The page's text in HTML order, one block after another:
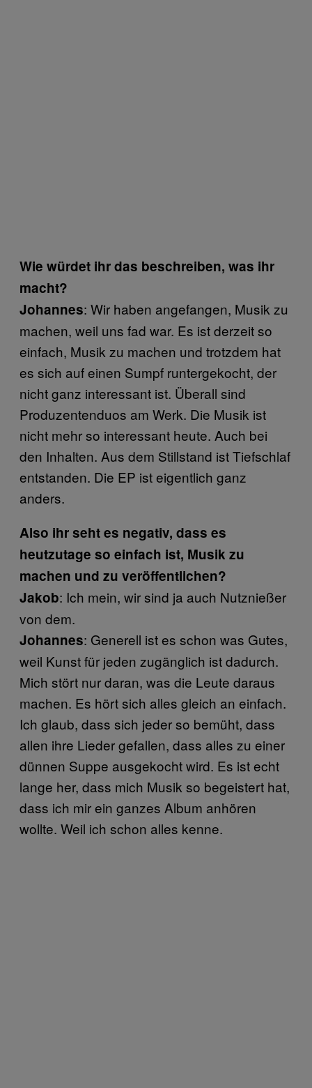
Wie würdet ihr das beschreiben, was ihr
macht?
Johannes: Wir haben angefangen, Musik zu
machen, weil uns fad war. Es ist derzeit so
einfach, Musik zu machen und trotzdem hat
es sich auf einen Sumpf runtergekocht, der
nicht ganz interessant ist. Überall sind
Produzentenduos am Werk. Die Musik ist
nicht mehr so interessant heute. Auch bei
den Inhalten. Aus dem Stillstand ist Tiefschlaf
entstanden. Die EP ist eigentlich ganz
anders.
Also ihr seht es negativ, dass es
heutzutage so einfach ist, Musik zu
machen und zu veröffentlichen?
Jakob: Ich mein, wir sind ja auch Nutznießer
von dem.
Johannes: Generell ist es schon was Gutes,
weil Kunst für jeden zugänglich ist dadurch.
Mich stört nur daran, was die Leute daraus
machen. Es hört sich alles gleich an einfach.
Ich glaub, dass sich jeder so bemüht, dass
allen ihre Lieder gefallen, dass alles zu einer
dünnen Suppe ausgekocht wird. Es ist echt
lange her, dass mich Musik so begeistert hat,
dass ich mir ein ganzes Album anhören
wollte. Weil ich schon alles kenne.